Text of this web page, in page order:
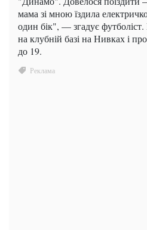
мама зі мною їздила
один бік", — згадує футболіст.
на клубній базі на Нивках і
до 19.